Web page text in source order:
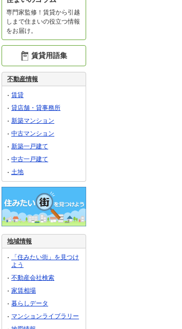
専門家監修！賃貸から引越
しまで住まいの役立つ情報
をお届け。
賃貸用語集
不動産情報
賃貸
貸店舗・貸事務所
新築マンション
中古マンション
新築一戸建て
中古一戸建て
土地
地域情報
「住みたい街」を見つけ
よう
不動産会社検索
家賃相場
暮らしデータ
マンションライブラリー